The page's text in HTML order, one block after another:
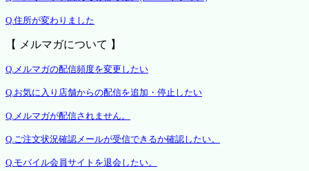
Q.住所が変わりました
【 メルマガについて 】
Q.メルマガの配信頻度を変更したい
Q.お気に入り店舗からの配信を追加・停止したい
Q.メルマガが配信されません。
Q.ご注文状況確認メールが受信できるか確認したい。
Q.モバイル会員サイトを退会したい。